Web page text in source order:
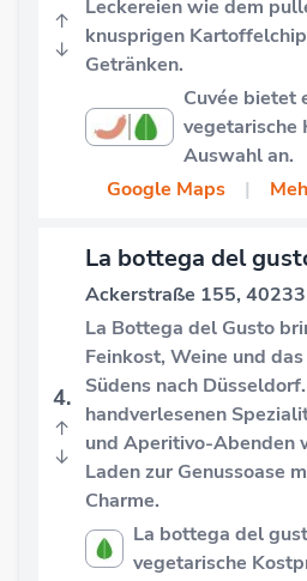
↑
↓
Leckereien wie dem
knusprigen
Getränken.
Cuvée bietet
vegetarische
Auswahl an.
Google Maps
|
4.
↑
↓
La bottega del
Ackerstraße 155,
La Bottega del Gusto
Feinkost, Weine und
Südens nach
handverlesenen
und Aperitivo-Abenden
Laden zur Genussoase
Charme.
La bottega del
vegetarische